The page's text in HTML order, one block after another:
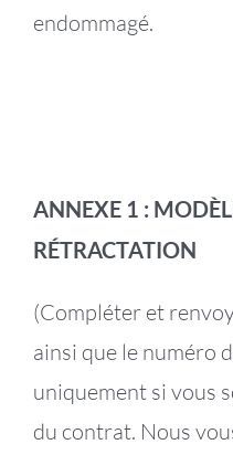
endommagé.
ANNEXE 1 :
RÉTRACTATION
(Compléter et
ainsi que le numéro
uniquement si vous
du contrat. Nous